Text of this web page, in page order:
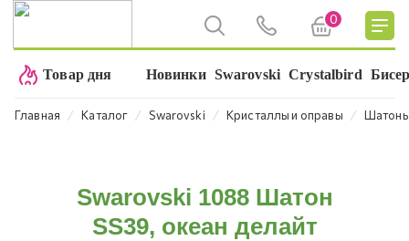
0
Товар дня Новинки Swarovski Crystalbird
Главная ⁄ Каталог ⁄ Swarovski ⁄ Кристаллы и оправы ⁄
Swarovski 1088 Шатон
SS39, океан делайт